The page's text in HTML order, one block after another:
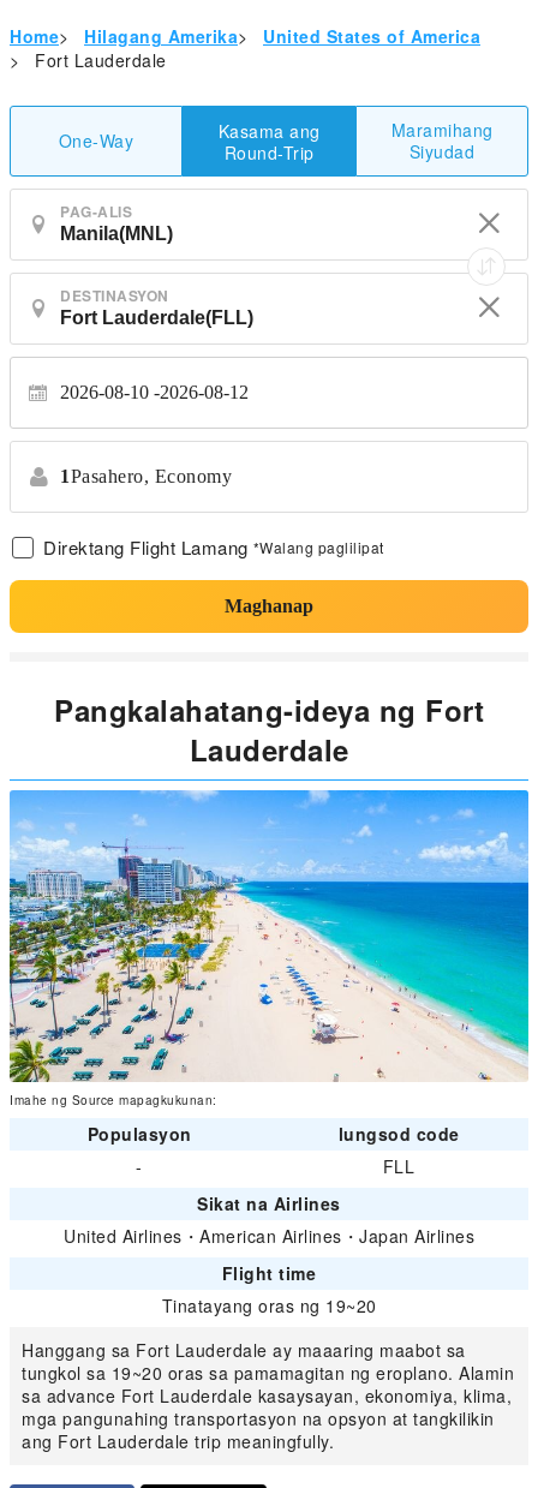
Home> Hilagang Amerika>
United States of America
>
Fort Lauderdale
One-Way
Kasama ang
Round-Trip
Maramihang
Siyudad
PAG-ALIS
DESTINASYON
2026-08-10 2026-08-12
1Pasahero, Economy
Direktang Flight Lamang *Walang paglilipat
Maghanap
Pangkalahatang-ideya ng Fort
Lauderdale
Imahe ng Source mapagkukunan:
Populasyon
lungsod code
-
FLL
Sikat na Airlines
United Airlines ・ American Airlines ・ Japan Airlines
Flight time
Tinatayang oras ng 19~20
Hanggang sa Fort Lauderdale ay maaaring maabot sa
tungkol sa 19~20 oras sa pamamagitan ng eroplano. Alamin
sa advance Fort Lauderdale kasaysayan, ekonomiya, klima,
mga pangunahing transportasyon na opsyon at tangkilikin
ang Fort Lauderdale trip meaningfully.